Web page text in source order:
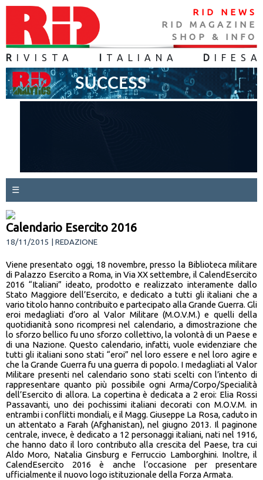
RID NEWS
RID MAGAZINE
SHOP & INFO
R IVISTA TALIANA D IFES A
☰
Calendario Esercito 2016
18/11/2015 | REDAZIONE
Viene presentato oggi, 18 novembre, presso la Biblioteca militare
di Palazzo Esercito a Roma, in Via XX settembre, il CalendEsercito
2016 “Italiani” ideato, prodotto e realizzato interamente dallo
Stato Maggiore dell’Esercito, e dedicato a tutti gli italiani che a
vario titolo hanno contribuito e partecipato alla Grande Guerra. Gli
eroi medagliati d’oro al Valor Militare (M.O.V.M.) e quelli della
quotidianità sono ricompresi nel calendario, a dimostrazione che
lo sforzo bellico fu uno sforzo collettivo, la volontà di un Paese e
di una Nazione. Questo calendario, infatti, vuole evidenziare che
tutti gli italiani sono stati “eroi” nel loro essere e nel loro agire e
che la Grande Guerra fu una guerra di popolo. I medagliati al Valor
Militare presenti nel calendario sono stati scelti con l’intento di
rappresentare quanto più possibile ogni Arma/Corpo/Specialità
dell’Esercito di allora. La copertina è dedicata a 2 eroi: Elia Rossi
Passavanti, uno dei pochissimi italiani decorati con M.O.V.M. in
entrambi i conflitti mondiali, e il Magg. Giuseppe La Rosa, caduto in
un attentato a Farah (Afghanistan), nel giugno 2013. Il paginone
centrale, invece, è dedicato a 12 personaggi italiani, nati nel 1916,
che hanno dato il loro contributo alla crescita del Paese, tra cui
Aldo Moro, Natalia Ginsburg e Ferruccio Lamborghini. Inoltre, il
CalendEsercito 2016 è anche l’occasione per presentare
ufficialmente il nuovo logo istituzionale della Forza Armata.